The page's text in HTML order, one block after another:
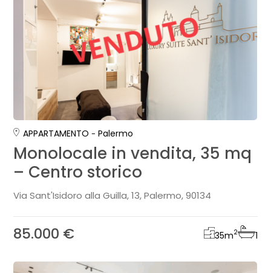
APPARTAMENTO Palermo
Monolocale in vendita, 35 mq
– Centro storico
Via Sant'Isidoro alla Guilla, 13, Palermo, 90134
85.000 € 35m2 1